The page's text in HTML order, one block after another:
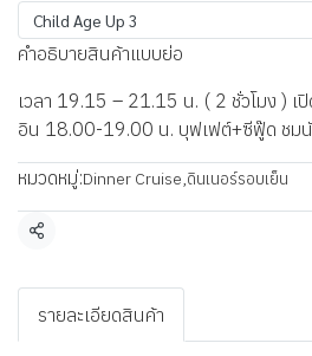
Child Age Up 3
คำอธิบายสินค้าแบบย่อ
เวลา 19.15 – 21.15 น. ( 2 ชั่วโมง ) เปิ
อิน 18.00-19.00 น. บุฟเฟต์+ซีฟู๊ด ชม
หมวดหมู่:Dinner Cruise,ดินเนอร์รอบเย็น
แชร์
รายละเอียดสินค้า